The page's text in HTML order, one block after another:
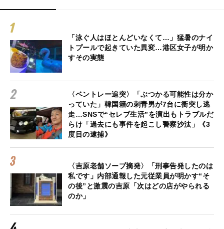
「泳ぐ人はほとんどいなくて…」猛暑のナイ
トプールで起きていた異変…港区女子が明か
すその実態
〈ベントレー追突〉「ぶつかる可能性は分か
っていた」韓国籍の刺青男が7台に衝突し逃
走…SNSで“セレブ生活”を演出もトラブルだ
らけ「過去にも事件を起こし警察沙汰」《3
度目の逮捕》
〈吉原老舗ソープ摘発〉「刑事告発したのは
私です」内部通報した元従業員が明かす“そ
の後”と激震の吉原「次はどの店がやられる
のか」